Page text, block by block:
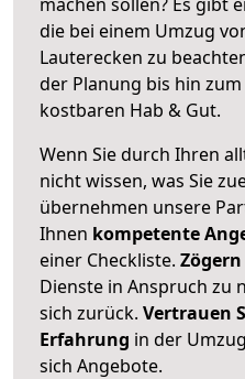
die bei einem Umzug
Lauterecken zu
der Planung bis hin
kostbaren Hab & Gut.
Wenn Sie durch Ihren
nicht wissen, was Sie
übernehmen unsere
Ihnen kompetente
einer Checkliste.
Dienste in Anspruch zu
sich zurück. Vertrauen
Erfahrung in der
sich Angebote.